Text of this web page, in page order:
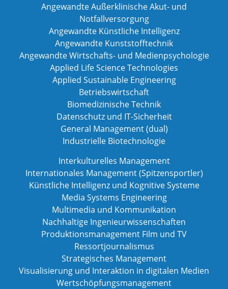
Angewandte Außerklinische Akut- und
Notfallversorgung
Angewandte Künstliche Intelligenz
Angewandte Kunststofftechnik
Angewandte Wirtschafts- und Medienpsychologie
Applied Life Science Technologies
Applied Sustainable Engineering
Betriebswirtschaft
Biomedizinische Technik
Datenschutz und IT-Sicherheit
General Management (dual)
Industrielle Biotechnologie
Interkulturelles Management
Internationales Management (Spitzensportler)
Künstliche Intelligenz und Kognitive Systeme
Media Systems Engineering
Multimedia und Kommunikation
Nachhaltige Ingenieurwissenschaften
Produktionsmanagement Film und TV
Ressortjournalismus
Strategisches Management
Visualisierung und Interaktion in digitalen Medien
Wertschöpfungsmanagement